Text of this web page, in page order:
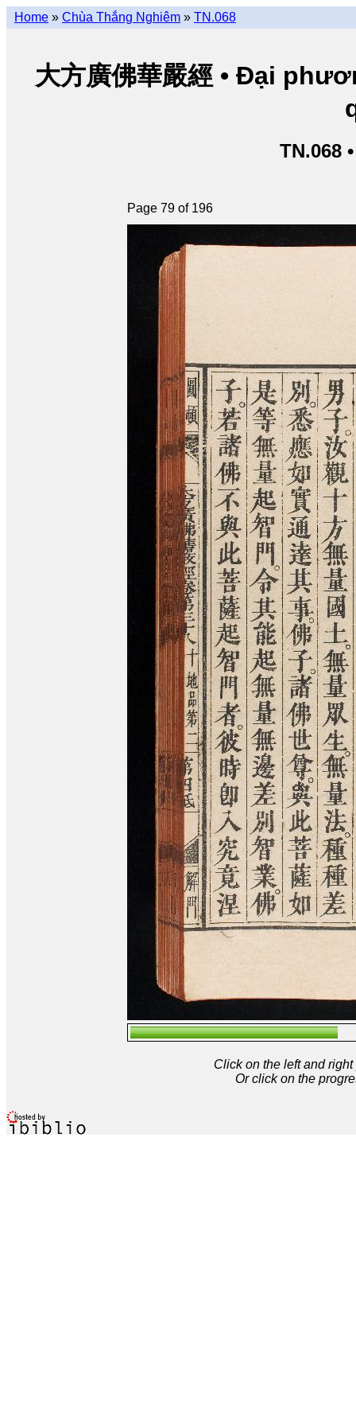
Home » Chùa Thắng Nghiêm » TN.068
大方廣佛華嚴經 • Đại
TN.068
Page 79 of 196
Click on the left and
Or click on the